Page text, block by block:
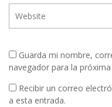
Guarda mi nombre,
navegador para la
Recibir un correo
a esta entrada.